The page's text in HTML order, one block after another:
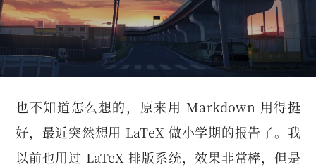
也不知道怎么想的，原来用 Markdown 用得挺
好，最近突然想用 LaTeX 做小学期的报告了。我
以前也用过 LaTeX 排版系统，效果非常棒，但是